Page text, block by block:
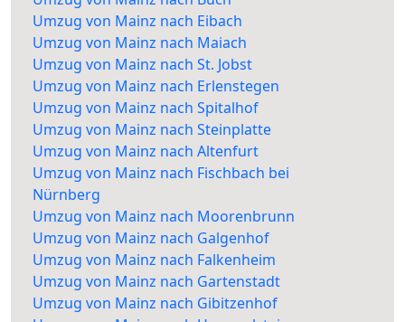
Umzug von Mainz nach Eibach
Umzug von Mainz nach Maiach
Umzug von Mainz nach St. Jobst
Umzug von Mainz nach Erlenstegen
Umzug von Mainz nach Spitalhof
Umzug von Mainz nach Steinplatte
Umzug von Mainz nach Altenfurt
Umzug von Mainz nach Fischbach bei
Nürnberg
Umzug von Mainz nach Moorenbrunn
Umzug von Mainz nach Galgenhof
Umzug von Mainz nach Falkenheim
Umzug von Mainz nach Gartenstadt
Umzug von Mainz nach Gibitzenhof